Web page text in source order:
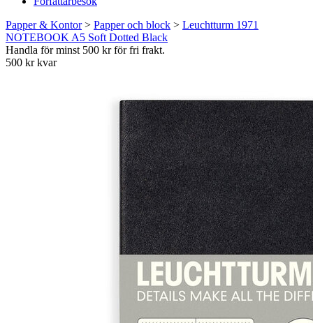
Papper & Kontor> Papper och block > Leuchtturm 1971
NOTEBOOK A5 Soft Dotted Black
Handla för minst 500 kr för fri frakt.
500 kr kvar